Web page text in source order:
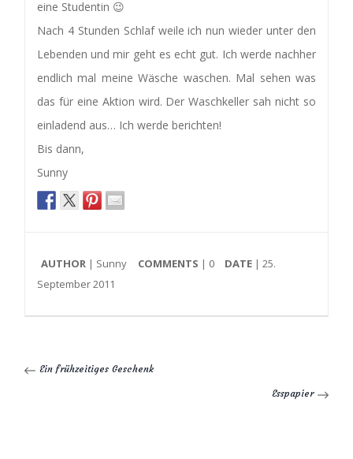
eine Studentin 😉
Nach 4 Stunden Schlaf weile ich nun wieder unter den
Lebenden und mir geht es echt gut. Ich werde nachher
endlich mal meine Wäsche waschen. Mal sehen was
das für eine Aktion wird. Der Waschkeller sah nicht so
einladend aus… Ich werde berichten!
Bis dann,
Sunny
AUTHOR | Sunny COMMENTS | 0 DATE | 25.
September 2011
Ein frühzeitiges Geschenk
Esspapier